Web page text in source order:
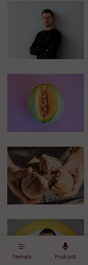
Tematy Podcast